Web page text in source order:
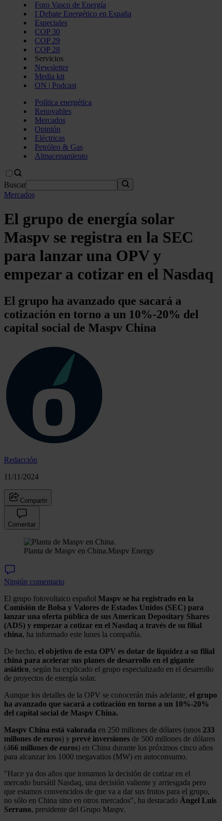
Foro Vasco de Energía
I Debate Energético en España
Especiales
COP 30
COP 29
COP 28
Servicios
Newsletter
Media kit
ON | Podcast
Política energética
Renovables
Mercados
Opinión
Eléctricas
Petróleo & Gas
Almacenamiento
Buscar
Mercados
El grupo de energía solar
Maspv se registra en la SEC
para lanzar una OPV y
empezar a cotizar en el Nasdaq
El grupo ha avanzado que sacará a
cotización en torno a un 10%-20% del
capital social de Maspv China
Redacción
11/11/2024
Compartir
Comentar
Planta de Maspv en China.Maspv Energy
Ningún comentario
El grupo fotovoltaico español Maspv se ha registrado en la
Comisión de Bolsa y Valores de Estados Unidos (SEC) para
lanzar una oferta pública de sus American Depositary Shares
(ADS) y empezar a cotizar en el Nasdaq a través de su filial
china, ha informado este lunes la compañía.
De hecho, el objetivo de esta OPV es dotar de liquidez a su filial
china para acelerar sus planes de desarrollo en el gigante
asiático, según ha explicado el grupo especializado en el desarrollo
de proyectos de energía solar.
Aunque los detalles de la OPV se conocerán más adelante, el grupo
ha avanzado que sacará a cotización en torno a un 10%-20%
del capital social de Maspv China.
Maspv China está valorada en 250 millones de dólares (unos 233
millones de euros) y prevé inversiones de 500 millones de dólares
(466 millones de euros) en China durante los próximos cinco años
para alcanzar los 1000 megavatios (MW) en autoconsumo.
"Hace ya dos años que tomamos la decisión de cotizar en el
mercado bursátil Nasdaq, una decisión valiente y arriesgada pero
que estamos convencidos de que va a dar sus frutos para el grupo,
no sólo en China sino en otros mercados", ha destacado Ángel Luis
Serrano, presidente del Grupo Maspv.